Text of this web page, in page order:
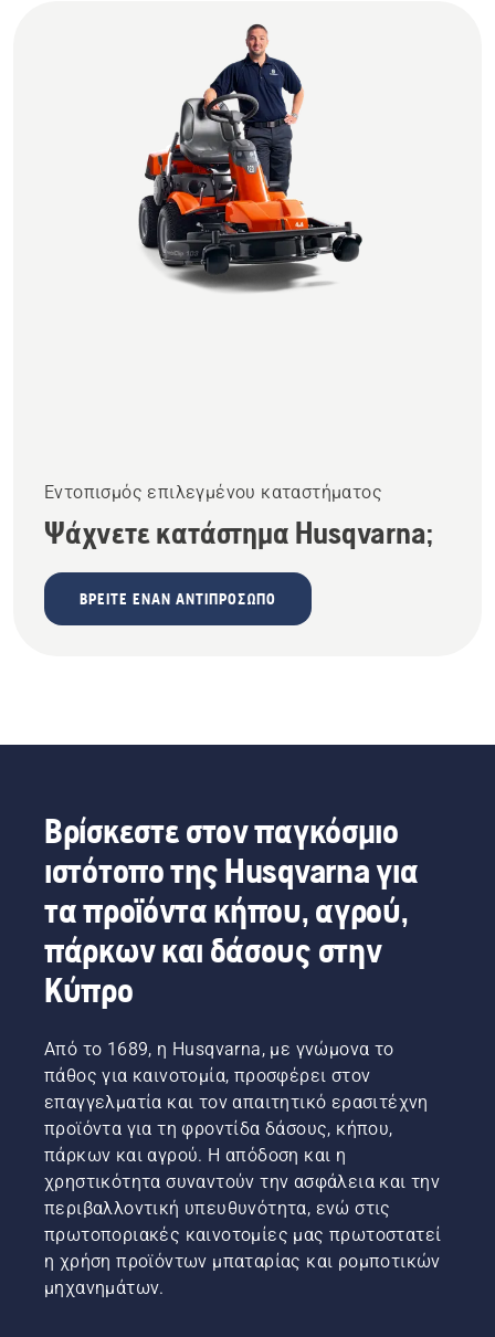
Εντοπισμός επιλεγμένου καταστήματος
Ψάχνετε κατάστημα Husqvarna;
ΒΡΕΊΤΕ ΈΝΑΝ ΑΝΤΙΠΡΌΣΩΠΟ
Βρίσκεστε στον παγκόσμιο
ιστότοπο της Husqvarna για
τα προϊόντα κήπου, αγρού,
πάρκων και δάσους στην
Κύπρο
Από το 1689, η Husqvarna, με γνώμονα το
πάθος για καινοτομία, προσφέρει στον
επαγγελματία και τον απαιτητικό ερασιτέχνη
προϊόντα για τη φροντίδα δάσους, κήπου,
πάρκων και αγρού. Η απόδοση και η
χρηστικότητα συναντούν την ασφάλεια και την
περιβαλλοντική υπευθυνότητα, ενώ στις
πρωτοποριακές καινοτομίες μας πρωτοστατεί
η χρήση προϊόντων μπαταρίας και ρομποτικών
μηχανημάτων.